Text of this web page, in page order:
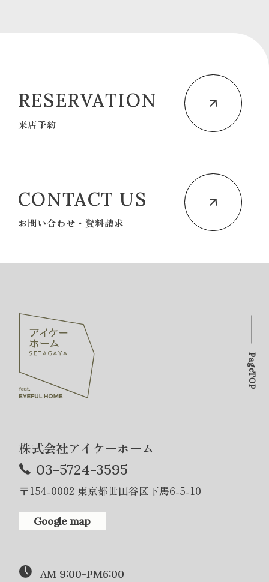
RESERVATION
来店予約
CONTACT US
お問い合わせ・資料請求
株式会社アイケーホーム
03-5724-3595
〒154-0002 東京都世田谷区下馬6-5-10
Google map
AM 9:00-PM6:00
PageTOP